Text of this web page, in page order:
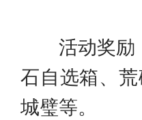
活动奖励
石自选箱、
城璧等。